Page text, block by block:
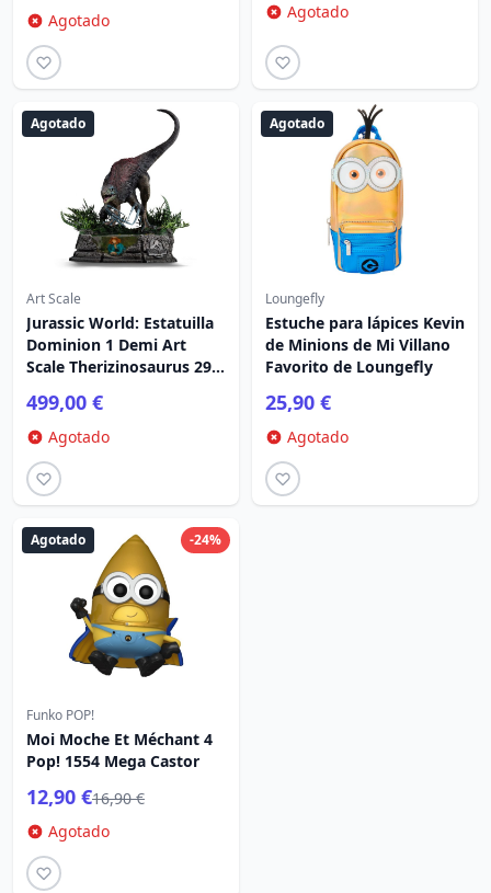
Agotado Agotado
Agotado
Art Scale
Jurassic World: Estatuilla
Dominion 1 Demi Art
Scale Therizinosaurus 29
499,00 €
Agotado
Agotado
Loungefly
Estuche para lápices Kevin
de Minions de Mi Villano
Favorito de Loungefly
25,90 €
Agotado
-24%
Agotado
Funko POP!
Moi Moche Et Méchant 4
Pop! 1554 Mega Castor
12,90 €16,90 €
Agotado